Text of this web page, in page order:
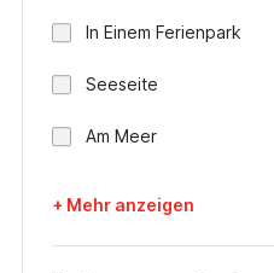
In Einem Ferienpark
Seeseite
Am Meer
+ Mehr anzeigen